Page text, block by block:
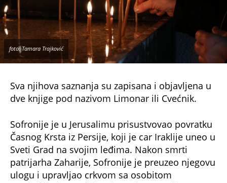
foto: Tamara Trajković
dve knjige pod nazivom Limonar ili Cvećnik.
Časnog Krsta iz Persije, koji je car Iraklije uneo u
Sveti Grad na svojim leđima. Nakon smrti
patrijarha Zaharije, Sofronije je preuzeo njegovu
ulogu i upravljao crkvom sa osobitom
mudrošću i revnošću tokom deset godina.